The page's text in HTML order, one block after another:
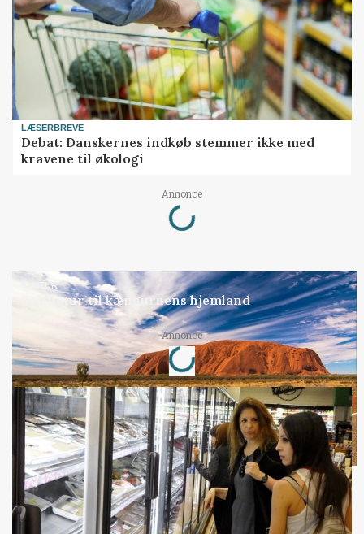
LÆSERBREVE
Debat: Danskernes indkøb stemmer ikke med
kravene til økologi
Annonce
Loading...
KULTUR
Studietur til kænguruens hjemland
Annonce
Loading...